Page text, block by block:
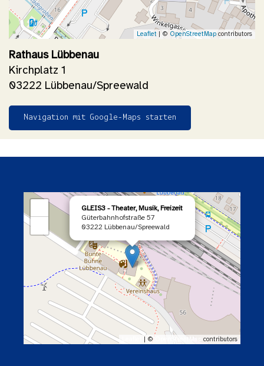
Leaflet| © OpenStreetMap contributors
Rathaus Lübbenau
Kirchplatz 1
03222 Lübbenau/Spreewald
Navigation mit Google-Maps starten
GLEIS3 - Theater, Musik, Freizeit
Güterbahnhofstraße 57
03222 Lübbenau/Spreewald
| © contributors